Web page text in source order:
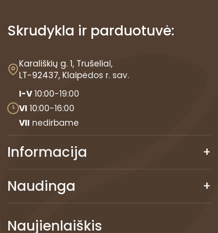
Skrudykla ir parduotuvė:
Karališkių g. 1, Trušeliai,
LT-92437, Klaipėdos r. sav.
I-V 10:00-19:00
VI 10:00-16:00
VII nedirbame
Informacija
Naudinga
Naujienlaiškis